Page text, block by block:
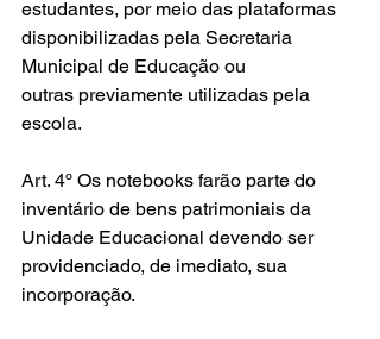
estudantes, por meio das plataformas
disponibilizadas pela Secretaria
Municipal de Educação ou
outras previamente utilizadas pela
escola.
Art. 4º Os notebooks farão parte do
inventário de bens patrimoniais da
Unidade Educacional devendo ser
providenciado, de imediato, sua
incorporação.